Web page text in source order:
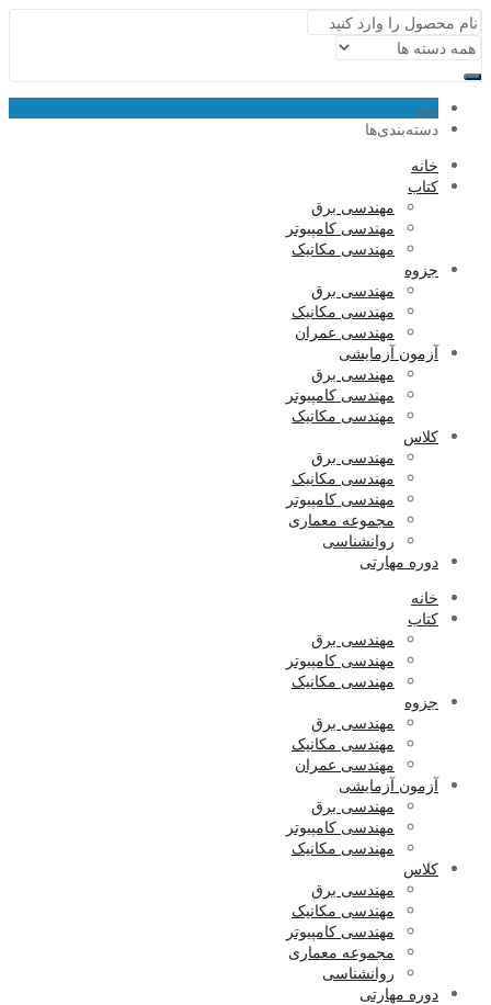
منو
دسته‌بندی‌ها
خانه
کتاب
مهندسی برق
مهندسی کامپیوتر
مهندسی مکانیک
جزوه
مهندسی برق
مهندسی مکانیک
مهندسی عمران
آزمون آزمایشی
مهندسی برق
مهندسی کامپیوتر
مهندسی مکانیک
کلاس
مهندسی برق
مهندسی مکانیک
مهندسی کامپیوتر
مجموعه معماری
روانشناسی
دوره مهارتی
خانه
کتاب
مهندسی برق
مهندسی کامپیوتر
مهندسی مکانیک
جزوه
مهندسی برق
مهندسی مکانیک
مهندسی عمران
آزمون آزمایشی
مهندسی برق
مهندسی کامپیوتر
مهندسی مکانیک
کلاس
مهندسی برق
مهندسی مکانیک
مهندسی کامپیوتر
مجموعه معماری
روانشناسی
دوره مهارتی